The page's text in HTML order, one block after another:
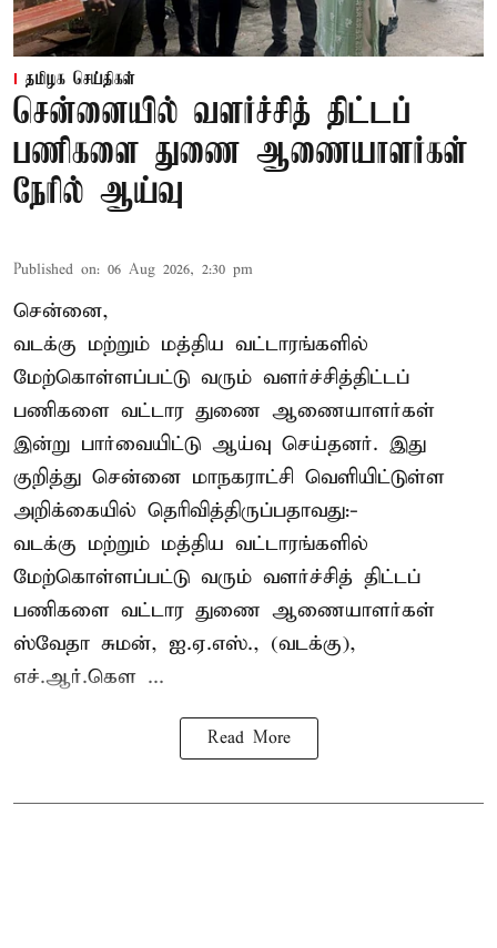
தமிழக செய்திகள்
சென்னையில் வளர்ச்சித் திட்டப்
பணிகளை துணை ஆணையாளர்கள்
நேரில் ஆய்வு
Published on: 06 Aug 2026, 2:30 pm
சென்னை,
வடக்கு மற்றும் மத்திய வட்டாரங்களில்
மேற்கொள்ளப்பட்டு வரும் வளர்ச்சித்திட்டப்
பணிகளை வட்டார துணை ஆணையாளர்கள்
இன்று பார்வையிட்டு ஆய்வு செய்தனர். இது
குறித்து சென்னை மாநகராட்சி வெளியிட்டுள்ள
அறிக்கையில் தெரிவித்திருப்பதாவது:-
வடக்கு மற்றும் மத்திய வட்டாரங்களில்
மேற்கொள்ளப்பட்டு வரும் வளர்ச்சித் திட்டப்
பணிகளை வட்டார துணை ஆணையாளர்கள்
ஸ்வேதா சுமன், ஐ.ஏ.எஸ்., (வடக்கு),
எச்.ஆர்.கௌ ...
Read More